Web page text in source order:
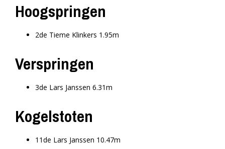
Hoogspringen
2de Tieme Klinkers 1.95m
Verspringen
3de Lars Janssen 6.31m
Kogelstoten
11de Lars Janssen 10.47m